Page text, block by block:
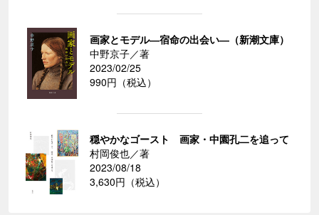
画家とモデル―宿命の出会い―（新潮文庫）
中野京子／著
2023/02/25
990円（税込）
穏やかなゴースト 画家・中園孔二を追って
村岡俊也／著
2023/08/18
3,630円（税込）